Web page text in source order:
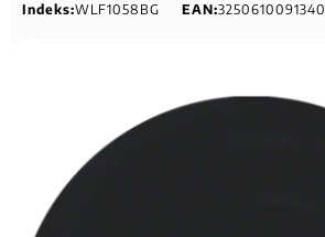
Indeks:WLF1058BG EAN:3250610091340